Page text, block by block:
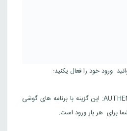
از طریق AUTHENTICATOR APP: این گزینه با برنامه های گوشی
برای هر بار ورود است.